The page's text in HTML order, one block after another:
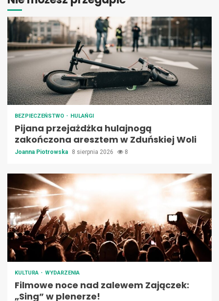
BEZPIECZEŃSTWO HULAŃGI
Pijana przejażdżka hulajnogą
zakończona aresztem w Zduńskiej Woli
Joanna Piotrowska 8 sierpnia 2026 8
KULTURA WYDARZENIA
Filmowe noce nad zalewem Zajączek:
„Sing” w plenerze!